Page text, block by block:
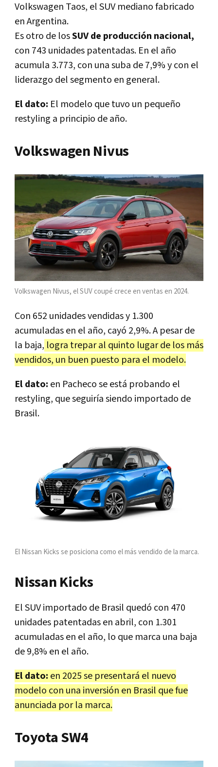
Volkswagen Taos, el SUV mediano fabricado
en Argentina.
Es otro de losSUV de producción nacional,
con 743 unidades patentadas. En el año
acumula 3.773, con una suba de 7,9% y con el
liderazgo del segmento en general.
El dato: El modelo que tuvo un pequeño
restyling a principio de año.
Volkswagen Nivus
Volkswagen Nivus, el SUV coupé crece en ventas en 2024.
Con 652 unidades vendidas y 1.300
acumuladas en el año, cayó 2,9%. A pesar de
la baja, logra trepar al quinto lugar de los más
vendidos, un buen puesto para el modelo.
El dato: en Pacheco se está probando el
restyling, que seguiría siendo importado de
Brasil.
El Nissan Kicks se posiciona como el más vendido de la marca.
Nissan Kicks
El SUV importado de Brasil quedó con 470
unidades patentadas en abril, con 1.301
acumuladas en el año, lo que marca una baja
de 9,8% en el año.
El dato: en 2025 se presentará el nuevo
modelo con una inversión en Brasil que fue
anunciada por la marca.
Toyota SW4